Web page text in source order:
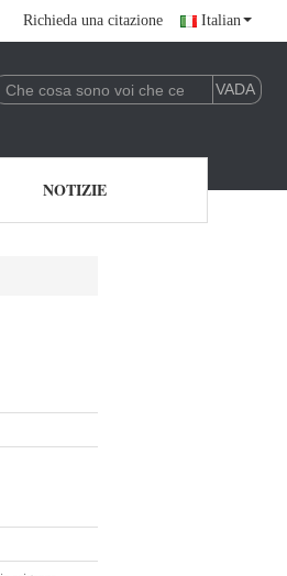
Richieda una citazione Italian
NOTIZIE